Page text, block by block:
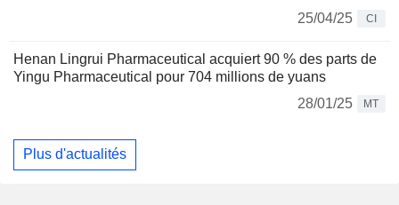
25/04/25
CI
Henan Lingrui Pharmaceutical acquiert 90 % des parts de
Yingu Pharmaceutical pour 704 millions de yuans
28/01/25
MT
Plus d'actualités